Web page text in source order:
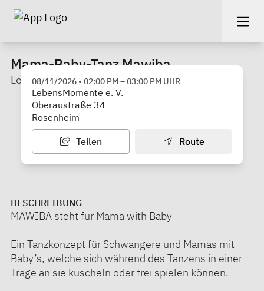
Mama-Baby-Tanz Mawiba
LebensMomente e. V.
08/11/2026 • 02:00 PM–03:00 PM UHR
LebensMomente e. V.
Oberaustraße 34
Rosenheim
Teilen Route
BESCHREIBUNG
MAWIBA steht für Mama with Baby
Ein Tanzkonzept für Schwangere und Mamas mit
Baby’s, welche sich während des Tanzens in einer
Trage an sie kuscheln oder frei spielen können.